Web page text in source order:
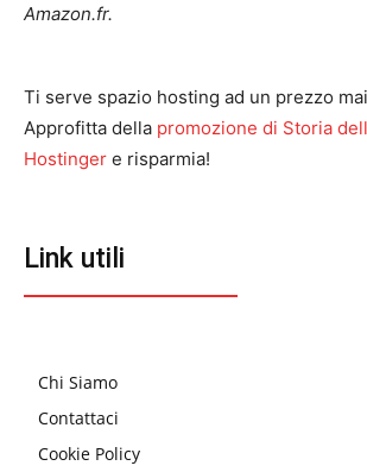
Amazon.fr.
Ti serve spazio hosting ad un prezzo
Approfitta della promozione di Storia
Hostinger e risparmia!
Link utili
Chi Siamo
Contattaci
Cookie Policy